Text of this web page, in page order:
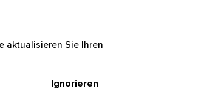
aktualisieren Sie Ihren
Ignorieren